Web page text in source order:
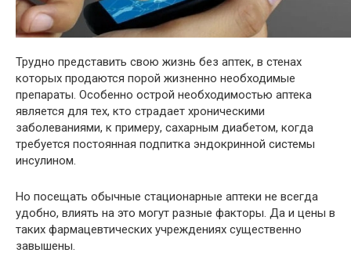
Трудно представить свою жизнь без аптек, в стенах
которых продаются порой жизненно необходимые
препараты. Особенно острой необходимостью аптека
является для тех, кто страдает хроническими
заболеваниями, к примеру, сахарным диабетом, когда
требуется постоянная подпитка эндокринной системы
инсулином.
Но посещать обычные стационарные аптеки не всегда
удобно, влиять на это могут разные факторы. Да и цены в
таких фармацевтических учреждениях существенно
завышены.